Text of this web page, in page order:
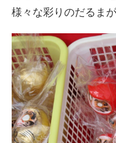
様々な彩りのだるま